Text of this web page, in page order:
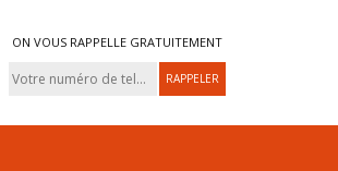
ON VOUS RAPPELLE GRATUITEMENT